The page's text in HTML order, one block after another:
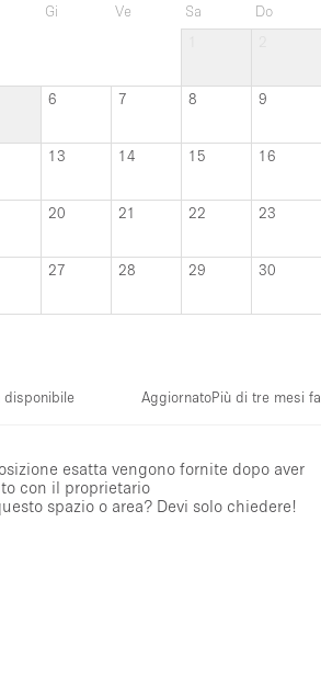
Gi Ve Sa
Do
6 7 8 9
13 14 15 16
20 21 22 23
27 28 29 30
disponibile AggiornatoPiù di tre mesi fa
esatta vengono fornite dopo aver
con il proprietario
spazio o area? Devi solo chiedere!